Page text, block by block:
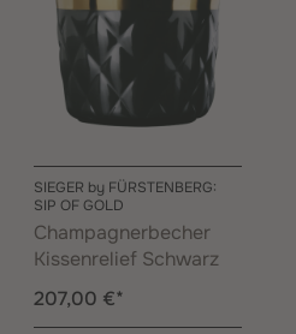
SIEGER by FÜRSTENBERG:
SIP OF GOLD
Champagnerbecher
Kissenrelief Schwarz
207,00 €*